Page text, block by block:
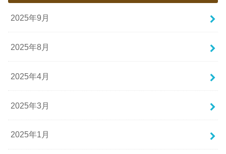
2025年9月
2025年8月
2025年4月
2025年3月
2025年1月